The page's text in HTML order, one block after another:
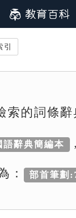
引
索的詞條辭
語辭典簡編本 ,
： 部首筆劃